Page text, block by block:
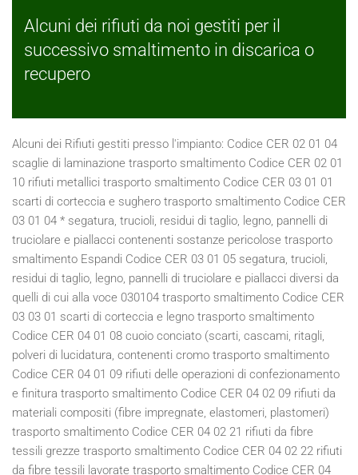
Alcuni dei rifiuti da noi gestiti per il
successivo smaltimento in discarica o
recupero
Alcuni dei Rifiuti gestiti presso l'impianto: Codice CER 02 01 04 scaglie di laminazione trasporto smaltimento Codice CER 02 01 10 rifiuti metallici trasporto smaltimento Codice CER 03 01 01 scarti di corteccia e sughero trasporto smaltimento Codice CER 03 01 04 * segatura, trucioli, residui di taglio, legno, pannelli di truciolare e piallacci contenenti sostanze pericolose trasporto smaltimento Espandi Codice CER 03 01 05 segatura, trucioli, residui di taglio, legno, pannelli di truciolare e piallacci diversi da quelli di cui alla voce 030104 trasporto smaltimento Codice CER 03 03 01 scarti di corteccia e legno trasporto smaltimento Codice CER 04 01 08 cuoio conciato (scarti, cascami, ritagli, polveri di lucidatura, contenenti cromo trasporto smaltimento Codice CER 04 01 09 rifiuti delle operazioni di confezionamento e finitura trasporto smaltimento Codice CER 04 02 09 rifiuti da materiali compositi (fibre impregnate, elastomeri, plastomeri) trasporto smaltimento Codice CER 04 02 21 rifiuti da fibre tessili grezze trasporto smaltimento Codice CER 04 02 22 rifiuti da fibre tessili lavorate trasporto smaltimento Codice CER 04 02 99 rifiuti non specificati altrimenti (limitatamente a sfridi e scarti tessili misti del confezionamento dei sedili per auto e varie misti con il ferro) trasporto smaltimento Codice CER 07 02 99 rifiuti non specificati altrimenti (limitatamente a gomma e sfridi di gomma) trasporto smaltimento Codice CER 08 03 17* toner per stampa esauriti contenenti sostanze pericolose trasporto smaltimento Codice CER 08 03 18 toner per stampa esauriti diversi da quelli di cui alla voce 080317* trasporto smaltimento Codice CER 09 01 07 carta e pellicole per fotografia, contenenti argento o composti dell' argento trasporto smaltimento Codice CER 09 01 08 carta e pellicole per fotografia, non contenenti argento o composti dell' argento trasporto smaltimento Codice CER 10 02 10 scaglie di laminazione trasporto smaltimento Codice CER 10 12 06 stampi di scarto trasporto smaltimento Codice CER 11 02 06 rifiuti della lavorazione idrometallurgica del rame, diversi da quelli di cui alla voce 110205 trasporto smaltimento Codice CER 11 05 01 zinco solido trasporto smaltimento Codice CER 11 05 02 ceneri di zinco trasporto smaltimento Codice CER 11 05 03* rifiuti solidi prodotti dal trattamento dei fumi trasporto smaltimento Codice CER 12 01 01 limatura e trucioli di metalli ferrosi trasporto smaltimento Codice CER 12 01 02 polveri e particolato di metalli ferrosi trasporto smaltimento Codice CER 12 01 03 limatura, scaglie e polveri di metalli non ferrosi trasporto smaltimento Codice CER 12 01 04 polveri e particolato di metalli non ferrosi trasporto smaltimento Codice CER 12 01 05 limatura e trucioli di materiali plastici trasporto smaltimento Codice CER 12 01 99 rifiuti non specificati altrimenti (limitatamente a carta abrasiva, dischi e mole abrasive, polvere e sabbia abrasiva) trasporto smaltimento Codice CER 13 02 04 * scarti di olio minerale per motori, ingranaggi e lubrificazione, clorurati trasporto smaltimento Codice CER 13 02 05 * scarti di olio minerale per motori, ingranaggi e lubrificazione, non clorurati trasporto smaltimento Codice CER 13 02 06* scarti di olio sintetico per motori, ingranaggi e lubrificazione trasporto smaltimento Codice CER 13 02 07* olio per motori, ingranaggi e lubrificazione, facilmente biodegradabile trasporto smaltimento Codice CER 13 02 08* altri oli per motori, ingranaggi e lubrificazione trasporto smaltimento Codice CER 15 01 01 imballaggi in carta e cartone trasporto smaltimento Codice CER 15 01 02 imballaggi in plastica trasporto smaltimento Codice CER 15 01 03 imballaggi in legno trasporto smaltimento Codice CER 15 01 04 imballaggi metallici trasporto smaltimento Codice CER 15 01 05 imballaggi compositi trasporto smaltimento Codice CER 15 01 06 imballaggi in materiali misti trasporto smaltimento Codice CER 15 01 07 imballaggi in vetro trasporto smaltimento Codice CER 15 01 09 imballaggi in materia tessile trasporto smaltimento Codice CER 15 01 10* imballaggi contenenti residui di sostanze pericolose o contaminati da tali sostanze trasporto smaltimento Codice CER 15 01 11* imballaggi metallici contenenti matrici solide porose pericolose (ad esempio amianto), compresi i contenitori a pressione vuoti trasporto smaltimento Codice CER 15 02 02* assorbenti, materiali filtranti (inclusi filtri dell'olio non specificati altrimenti), stracci e indumenti protettivi, contaminati da sostanze pericolose) trasporto smaltimento Codice CER 15 02 03 assorbenti, materiali filtranti , stracci e indumenti protettivi, diversi da quelli di cui alla voce 150202* trasporto smaltimento Codice CER 16 01 03 pneumatici fuori uso trasporto smaltimento Codice CER 16 01 06 veicoli fuori uso, non contenenti liquidi né altre componenti pericolose trasporto smaltimento Codice CER 16 01 07* filtri dell'olio trasporto smaltimento Codice CER 16 01 12 pastiglie per freni, diverse da quelle di cui alla voce 160111 trasporto smaltimento Codice CER 16 01 15 liquidi antigelo diversi da quelli di cui alla voce 160114* trasporto smaltimento Codice CER 16 01 16 serbatoi per gas liquido trasporto smaltimento Codice CER 16 01 17 metalli ferrosi trasporto smaltimento Codice CER 16 01 18 metalli non ferrosi trasporto smaltimento Codice CER 16 01 19 plastica trasporto smaltimento Codice CER 16 01 20 vetro trasporto smaltimento Codice CER 16 01 22 componenti non specificati altrimenti trasporto smaltimento Codice CER 16 02 11 * apparecchiature fuori uso, contenenti clorofluorocarburi, HCFC, HFC trasporto smaltimento Codice CER 16 02 13 * apparecchiature fuori uso, contenenti componenti pericolosi diversi da quelli di cui alle voci 160209 e 160212 trasporto smaltimento Codice CER 16 02 14 apparecchiature fuori uso, diverse da quelle di cui alle voci da 160209 a 160213 trasporto smaltimento Codice CER 16 02 15 * componenti pericolosi rimossi da apparecchiature fuori uso trasporto smaltimento Codice CER 16 02 16 componenti rimossi da apparecchiature fuori uso, diversi da quelli di cui alla voce 160215 trasporto smaltimento Codice CER 16 06 01 * batterie al piombo trasporto smaltimento Codice CER 17 01 06 * miscugli o scorie di cemento, mattoni, mattonelle e cercamiche, diverse da quelle di cui alla voce 170106 trasporto smaltimento Codice CER 17 01 07 miscugli di cemento, mattoni, mattonelle e ceramiche, diversi da quelli di cui alla voce 170106 trasporto smaltimento Codice CER 17 02 01 legno trasporto smaltimento Codice CER 17 02 02 vetro trasporto smaltimento Codice CER 17 02 03 plastica trasporto smaltimento Codice CER 17 02 04 * vetro, plastica e legno contenenti sostanze pericolose o da esse contaminati trasporto smaltimento Codice CER 17 04 01 rame, bronzo, ottone trasporto smaltimento Codice CER 17 04 02 alluminio trasporto smaltimento Codice CER 17 04 03 piombo trasporto smaltimento Codice CER 17 04 04 zinco trasporto smaltimento Codice CER 17 04 05 ferro e acciaio trasporto smaltimento Codice CER 17 04 06 stagno trasporto smaltimento Codice CER 17 04 07 metalli misti trasporto smaltimento Codice CER 17 04 09* rifiuti metallici contaminati da sostanze pericolose trasporto smaltimento Codice CER 17 04 10* cavi, impregnati di olio, di catrame di carbone o di altre sostanze pericolose trasporto smaltimento Codice CER 17 04 11 cavi, diversi da quelli di cui alla voce 170410 trasporto smaltimento Codice CER 17 06 03 * altri materiali isolanti contenenti o costituiti da sostanze pericolose trasporto smaltimento Codice CER 17 06 04 materiali isolanti diversi da quelli di cui alle voci 170601 e 170603 trasporto smaltimento Codice CER 17 06 05* materiali da costruzione contenenti amianto trasporto smaltimento Codice CER 17 08 01* materiali da costruzione a base di gesso contaminati da sostanze pericolose trasporto smaltimento Codice CER 17 08 02 materiali da costruzione a base di gesso diversi da quelli di cui alla voce 170801 trasporto smaltimento Codice CER 17 09 03* altri rifiuti dell'attività di costruzione e demolizione (compresi rifiuti misti) contenenti sostanze pericolose trasporto smaltimento Codice CER 17 09 04 rifiuti misti dell'attività di costruzione e demolizione, diversi da quelli di cui alle voci 170901, 170902 e 170903 trasporto smaltimento Codice CER 19 01 02 materiali ferrosi estratti da ceneri pesanti trasporto smaltimento Codice CER 19 10 01 rifiuti di ferro e acciaio trasporto smaltimento Codice CER 19 10 02 rifiuti di metalli non ferrosi trasporto smaltimento Codice CER 19 12 01 carta e cartone trasporto smaltimento Codice CER 19 12 03 metalli non ferrosi trasporto smaltimento Codice CER 19 12 04 plastica e gomma trasporto smaltimento Codice CER 19 12 05 vetro trasporto smaltimento Codice CER 19 12 07 legno diverso da quello di cui alla voce 191206 trasporto smaltimento Codice CER 19 12 08 prodotti tessili trasporto smaltimento Codice CER 20 01 01 carta e cartone trasporto smaltimento Codice CER 20 01 02 vetro trasporto smaltimento Codice CER 20 01 11 prodotti tessili trasporto smaltimento Codice CER 20 01 23* apparecchiature fuori uso contenenti clorofluorocarburi trasporto smaltimento Codice CER 20 01 27* vernici, inchiostri, adesivi e resine contenenti sostanze pericolose trasporto smaltimento Codice CER 20 01 28 vernici, inchiostri, adesivi e resine diversi da quelli di cui alla voce 20 01 27 trasporto smaltimento Codice CER 20 01 35* apparecchiature elettriche ed elettroniche fuori uso, diverse da quelle di cui alle voci 200121 e 200123, contenenti componenti pericolose trasporto smaltim